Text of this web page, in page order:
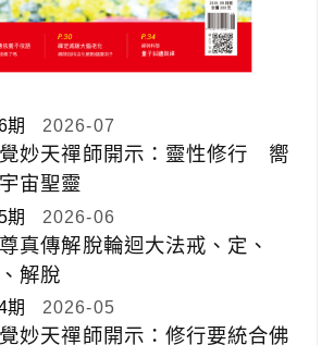
期 2026-07
妙天禪師開示：靈性修行 嚮
宙聖靈
期 2026-06
真傳解脫輪迴大法戒、定、
解脫
期 2026-05
妙天禪師開示：修行要統合佛